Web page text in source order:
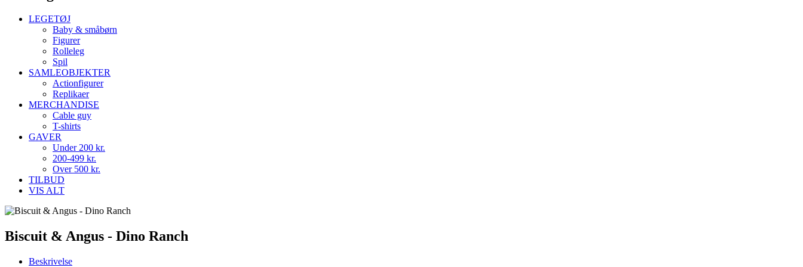
LEGETØJ
Baby & småbørn
Figurer
Rolleleg
Spil
SAMLEOBJEKTER
Actionfigurer
Replikaer
MERCHANDISE
Cable guy
T-shirts
GAVER
Under 200 kr.
200-499 kr.
Over 500 kr.
TILBUD
VIS ALT
Biscuit & Angus - Dino Ranch
Beskrivelse